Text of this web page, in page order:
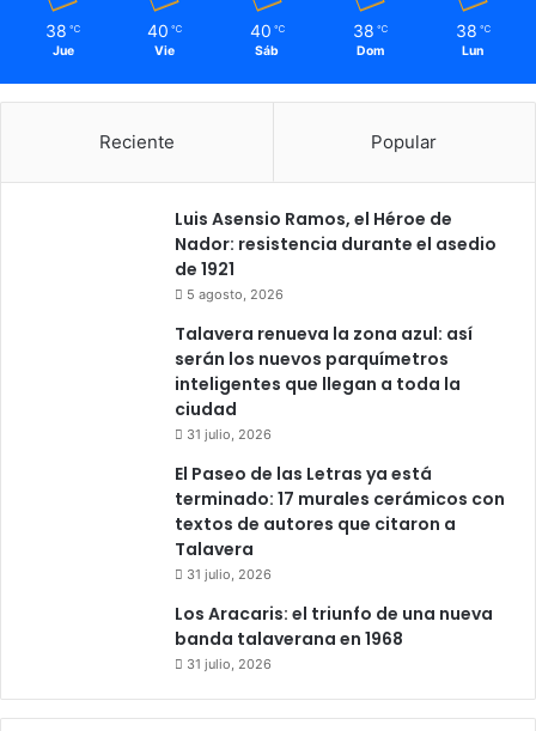
38 ℃
Jue
40 ℃
Vie
40 ℃
Sáb
38 ℃
Dom
38 ℃
Lun
Reciente Popular
Luis Asensio Ramos, el Héroe de
Nador: resistencia durante el asedio
de 1921
5 agosto, 2026
Talavera renueva la zona azul: así
serán los nuevos parquímetros
inteligentes que llegan a toda la
ciudad
31 julio, 2026
El Paseo de las Letras ya está
terminado: 17 murales cerámicos con
textos de autores que citaron a
Talavera
31 julio, 2026
Los Aracaris: el triunfo de una nueva
banda talaverana en 1968
31 julio, 2026